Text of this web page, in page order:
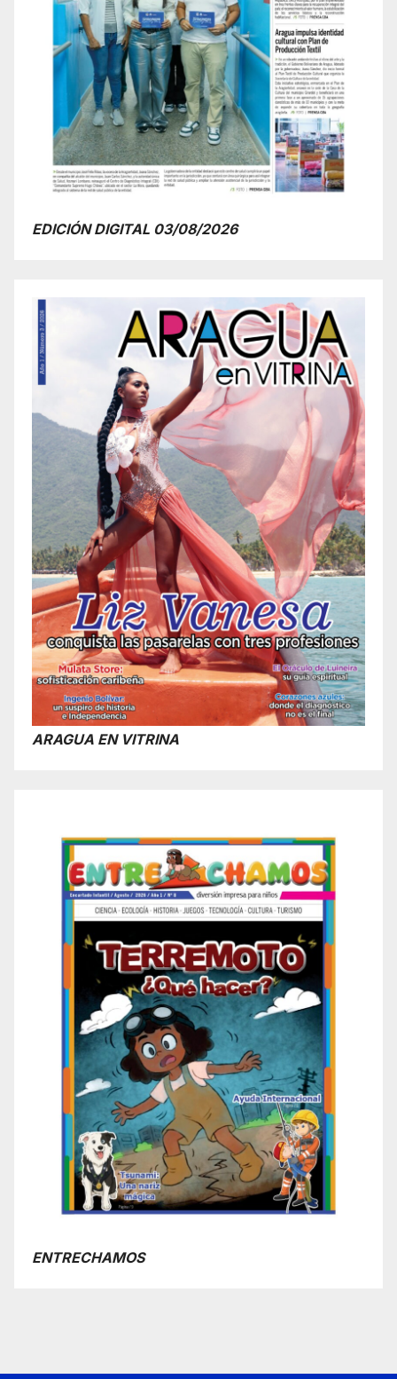
EDICIÓN DIGITAL 03/08/2026
ARAGUA EN VITRINA
ENTRECHAMOS